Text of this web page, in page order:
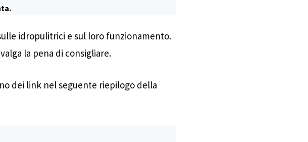
idropulitrici e sul loro funzionamento.
la pena di consigliare.
dei link nel seguente riepilogo della